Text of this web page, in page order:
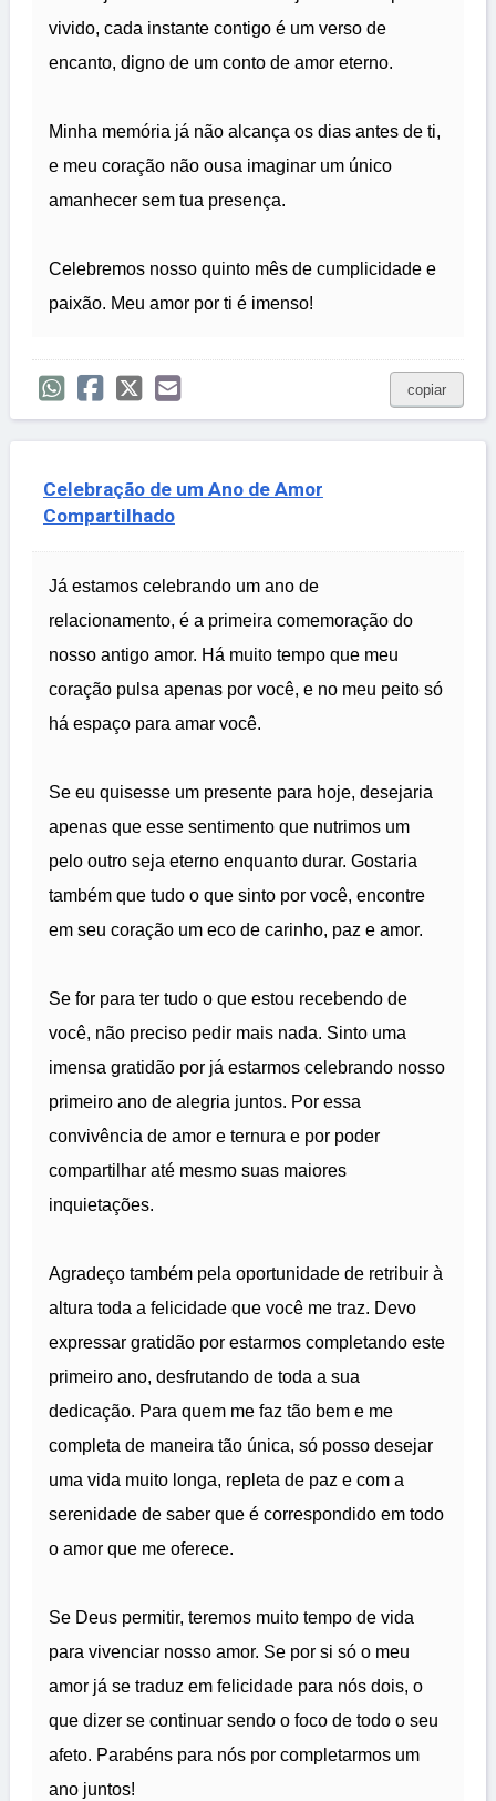
vivido, cada instante contigo é um verso de
encanto, digno de um conto de amor eterno.
Minha memória já não alcança os dias antes de ti,
e meu coração não ousa imaginar um único
amanhecer sem tua presença.
Celebremos nosso quinto mês de cumplicidade e
paixão. Meu amor por ti é imenso!
copiar
Celebração de um Ano de Amor
Compartilhado
Já estamos celebrando um ano de
relacionamento, é a primeira comemoração do
nosso antigo amor. Há muito tempo que meu
coração pulsa apenas por você, e no meu peito só
há espaço para amar você.
Se eu quisesse um presente para hoje, desejaria
apenas que esse sentimento que nutrimos um
pelo outro seja eterno enquanto durar. Gostaria
também que tudo o que sinto por você, encontre
em seu coração um eco de carinho, paz e amor.
Se for para ter tudo o que estou recebendo de
você, não preciso pedir mais nada. Sinto uma
imensa gratidão por já estarmos celebrando nosso
primeiro ano de alegria juntos. Por essa
convivência de amor e ternura e por poder
compartilhar até mesmo suas maiores
inquietações.
Agradeço também pela oportunidade de retribuir à
altura toda a felicidade que você me traz. Devo
expressar gratidão por estarmos completando este
primeiro ano, desfrutando de toda a sua
dedicação. Para quem me faz tão bem e me
completa de maneira tão única, só posso desejar
uma vida muito longa, repleta de paz e com a
serenidade de saber que é correspondido em todo
o amor que me oferece.
Se Deus permitir, teremos muito tempo de vida
para vivenciar nosso amor. Se por si só o meu
amor já se traduz em felicidade para nós dois, o
que dizer se continuar sendo o foco de todo o seu
afeto. Parabéns para nós por completarmos um
ano juntos!